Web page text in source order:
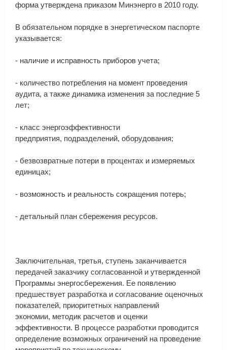
форма утверждена приказом Минэнерго в 2010 году.
В обязательном порядке в энергетическом паспорте
указывается:
- наличие и исправность приборов учета;
- количество потребления на момент проведения
аудита, а также динамика изменения за последние 5
лет;
- класс энергоэффективности
предприятия, подразделений, оборудования;
- безвозвратные потери в процентах и измеряемых
единицах;
- возможность и реальность сокращения потерь;
- детальный план сбережения ресурсов.
Заключительная, третья, ступень заканчивается
передачей заказчику согласованной и утвержденной
Программы энергосбережения. Ее появлению
предшествует разработка и согласование оценочных
показателей, приоритетных направлений
экономии, методик расчетов и оценки
эффективности. В процессе разработки проводится
определение возможных ограничений на проведение